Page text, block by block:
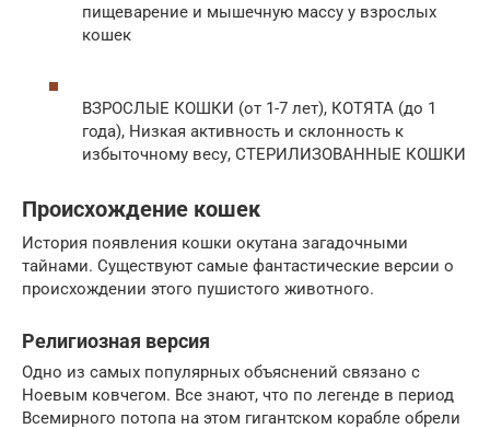
пищеварение и мышечную массу у взрослых
кошек
ВЗРОСЛЫЕ КОШКИ (от 1-7 лет), КОТЯТА (до 1
года), Низкая активность и склонность к
избыточному весу, СТЕРИЛИЗОВАННЫЕ КОШКИ
Происхождение кошек
История появления кошки окутана загадочными
тайнами. Существуют самые фантастические версии о
происхождении этого пушистого животного.
Религиозная версия
Одно из самых популярных объяснений связано с
Ноевым ковчегом. Все знают, что по легенде в период
Всемирного потопа на этом гигантском корабле обрели